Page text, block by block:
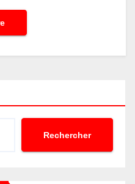
Rechercher